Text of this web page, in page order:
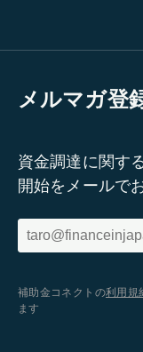
メルマガ登
資金調達に関す
開始をメールで
補助金コネクトの利用規
ます